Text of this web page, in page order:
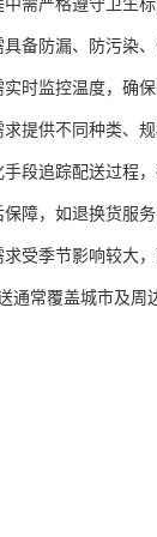
需严格遵守卫生
备防漏、防污染
时监控温度，确
提供不同种类、
段追踪配送过程
障，如退换货服
受季节影响较大
通常覆盖城市及周